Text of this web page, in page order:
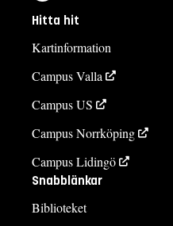
Hitta hit
Kartinformation
Campus Valla
Campus US
Campus Norrköping
Campus Lidingö
Snabblänkar
Biblioteket